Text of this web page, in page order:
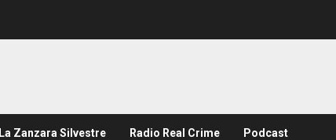
La Zanzara Silvestre Radio Real Crime Podcast